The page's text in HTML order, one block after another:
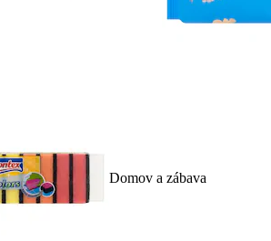
Domov a zábava